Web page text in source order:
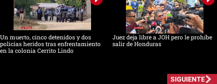
Un muerto, cinco detenidos y dos
policías heridos tras enfrentamiento
en la colonia Cerrito Lindo
Juez deja libre a JOH pero le prohíbe
salir de Honduras
SIGUIENTE